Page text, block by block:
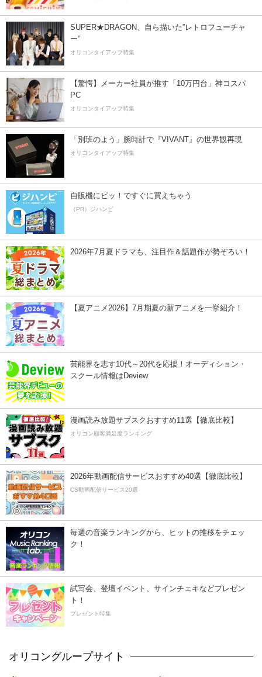
SUPER★DRAGON、自ら描いた”レトロフューチャ
ー”
オリコンタイアップ特集
【驚愕】メーカー社員が推す「10万円台」神コスパ
PC
オリコンタイアップ特集
「別班のよう」腕時計で『VIVANT』の世界観再現
オリコンタイアップ特集
自販機にピッ！ですぐに買えちゃう
（PR）ジハンピ
2026年7月夏ドラマも、注目作＆話題作が勢ぞろい！
【夏アニメ2026】7月期夏の新アニメを一挙紹介！
芸能界を志す10代～20代を応援！オーディション・
スクール情報はDeview
漫画読み放題サブスクおすすめ11選【徹底比較】
オリコン顧客満足度ランキング
2026年動画配信サービスおすすめ40選【徹底比較】
CS動画配信サービス20選
毎週の音楽ランキングから、ヒットの推移をチェッ
ク！
試写会、登壇イベント、サインチェキなどプレゼン
ト！
プレゼント特集
オリコングループサイト